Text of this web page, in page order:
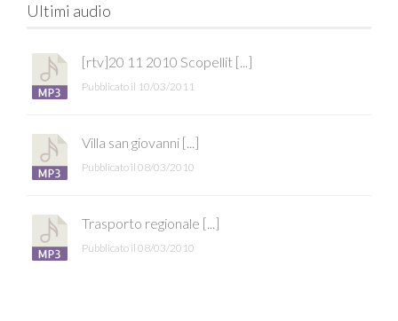
Ultimi audio
[rtv]20 11 2010 Scopellit [...]
Pubblicato il 10/03/2011
Villa san giovanni [...]
Pubblicato il 08/03/2010
Trasporto regionale [...]
Pubblicato il 08/03/2010